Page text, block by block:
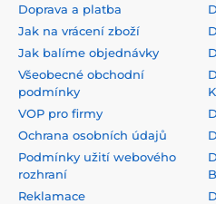
Doprava a platba
Jak na vrácení zboží
Jak balíme objednávky
Všeobecné obchodní
podmínky
VOP pro firmy
Ochrana osobních údajů
Podmínky užití webového
rozhraní
Reklamace